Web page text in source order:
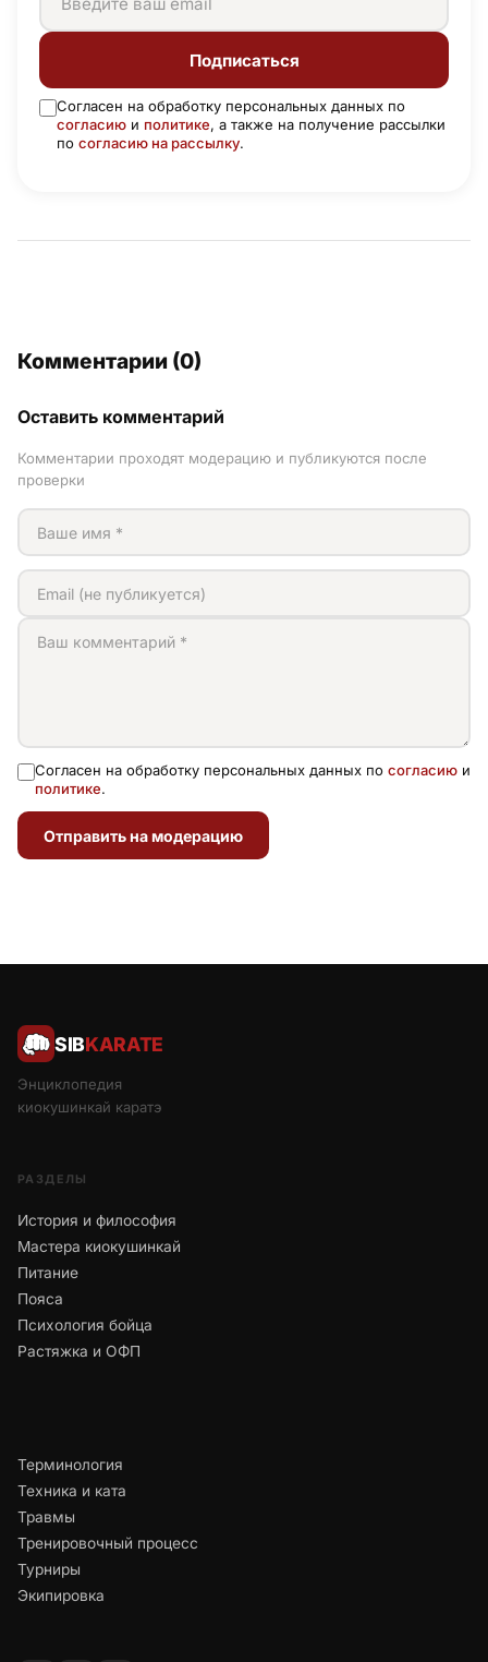
Подписаться
Согласен на обработку персональных данных по
согласию и политике, а также на получение рассылки
по согласию на рассылку.
Комментарии (0)
Оставить комментарий
Комментарии проходят модерацию и публикуются после
проверки
Согласен на обработку персональных данных по согласию и
политике.
Отправить на модерацию
SIBKARATE
Энциклопедия
киокушинкай каратэ
РАЗДЕЛЫ
История и философия
Мастера киокушинкай
Питание
Пояса
Психология бойца
Растяжка и ОФП
Терминология
Техника и ката
Травмы
Тренировочный процесс
Турниры
Экипировка